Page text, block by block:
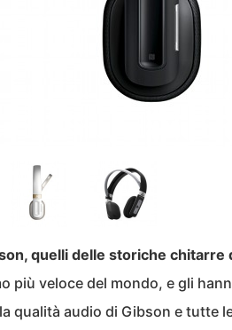
quelli delle storiche chitarre
più veloce del mondo, e gli
qualità audio di Gibson e tutte